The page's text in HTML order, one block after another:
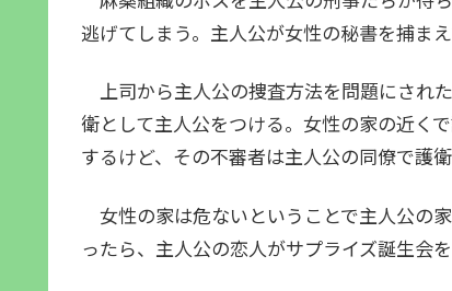
逃げてしまう。主人公が女性の秘書を捕ま
上司から主人公の捜査方法を問題にされ
衛として主人公をつける。女性の家の近く
するけど、その不審者は主人公の同僚で護
女性の家は危ないということで主人公の
ったら、主人公の恋人がサプライズ誕生会